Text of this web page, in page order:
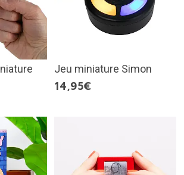
Jeu miniature Simon
14,95€